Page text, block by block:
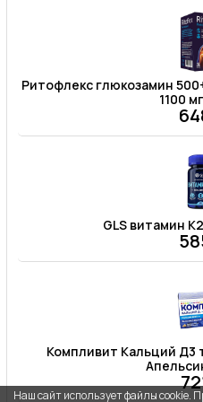
Ритофлекс глюкозамин 500+хондроитин 500, таблетки
1100
GLS витамин
Компливит Кальций Д3
Наш сайт использует файлы cookie.